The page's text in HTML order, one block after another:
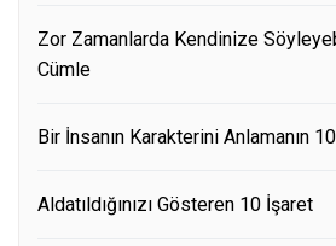
Zor Zamanlarda Kendinize
Cümle
Bir İnsanın Karakterini Anlamanın
Aldatıldığınızı Gösteren 10 İşaret